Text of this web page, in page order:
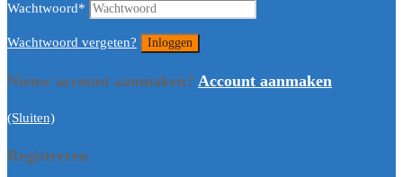
Wachtwoord*
Wachtwoord vergeten?
Nieuw account aanmaken? Account aanmaken
(Sluiten)
Registreren